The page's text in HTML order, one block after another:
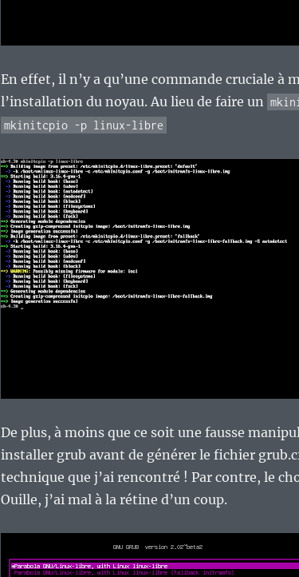
En effet, il n’y a qu’une commande cruciale à
l’installation du noyau. Au lieu de faire un
mkinitcpio -p linux-libre
De plus, à moins que ce soit une fausse
installer grub avant de générer le fichier
technique que j’ai rencontré ! Par contre, le
Ouille, j’ai mal à la rétine d’un coup.